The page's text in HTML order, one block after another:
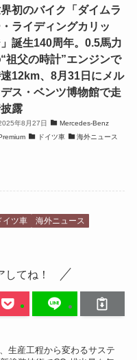
初のバイク「ダイムラ
ライディングカリッ
誕生140周年。0.5馬力
祖父の時計”エンジンで
12km、8月31日にメル
ス・ベンツ博物館で走
露
年8月27日
Mercedes-Benz
ドイツ車 海外ニュース
イツ車
海外ニュース
てね！
生産工程から変わるサステ